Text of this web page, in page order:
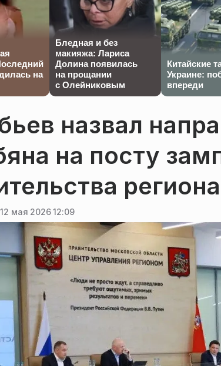
на
Бледная и без
макияжа: Лариса
Долина появилась
на прощании
с Олейниковым
Китайские
Украине:
впереди
назвал
на посту
региона
12 мая 2026 12:09